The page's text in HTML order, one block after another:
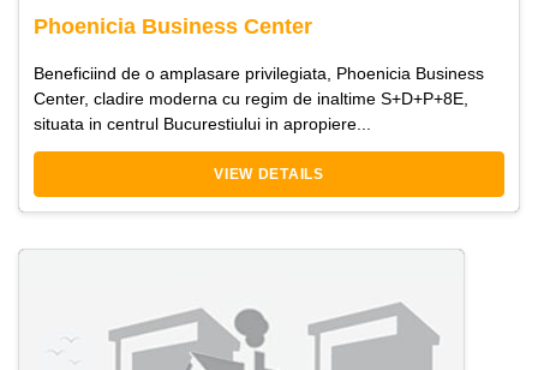
Phoenicia Business Center
Beneficiind de o amplasare privilegiata, Phoenicia Business
Center, cladire moderna cu regim de inaltime S+D+P+8E,
situata in centrul Bucurestiului in apropiere...
VIEW DETAILS